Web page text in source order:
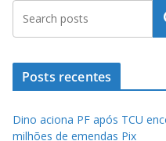
Posts recentes
Dino aciona PF após TCU
milhões de emendas Pix